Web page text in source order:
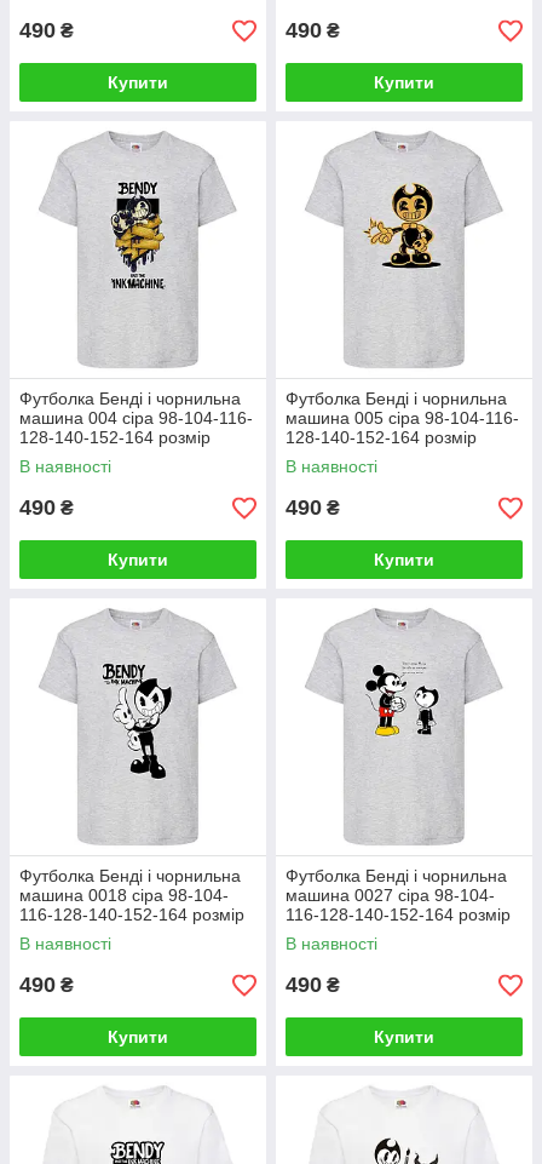
490 ₴
Купити
490 ₴
Купити
Футболка Бенді і чорнильна
машина 004 сіра 98-104-116-
128-140-152-164 розмір
В наявності
490 ₴
Купити
Футболка Бенді і чорнильна
машина 005 сіра 98-104-116-
128-140-152-164 розмір
В наявності
490 ₴
Купити
Футболка Бенді і чорнильна
машина 0018 сіра 98-104-
116-128-140-152-164 розмір
В наявності
490 ₴
Купити
Футболка Бенді і чорнильна
машина 0027 сіра 98-104-
116-128-140-152-164 розмір
В наявності
490 ₴
Купити